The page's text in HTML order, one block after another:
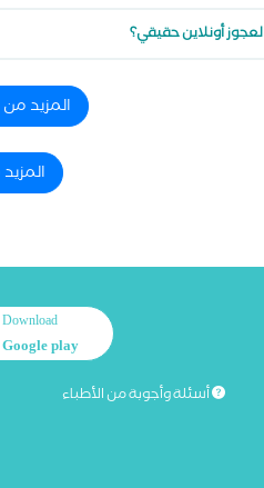
أونلاين حقيقي؟
المزيد
Download
Google play
أسئلة وأجوبة من الأطباء